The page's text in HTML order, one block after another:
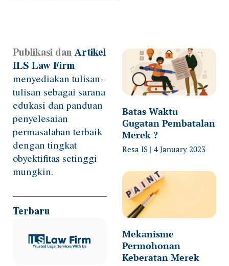
Publikasi danArtikel
ILS Law Firm
menyediakan tulisan-
tulisan sebagai sarana
edukasi dan panduan
penyelesaian
permasalahan terbaik
dengan tingkat
obyektifitas setinggi
mungkin.
Terbaru
Batas Waktu
Gugatan Pembatalan
Merek ?
Resa IS 4 January 2023
Mekanisme
Permohonan
Keberatan Merek
PagePagePage Page